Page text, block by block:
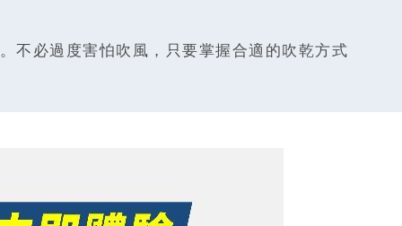
不必過度害怕吹風，只要掌握合適的吹乾方式